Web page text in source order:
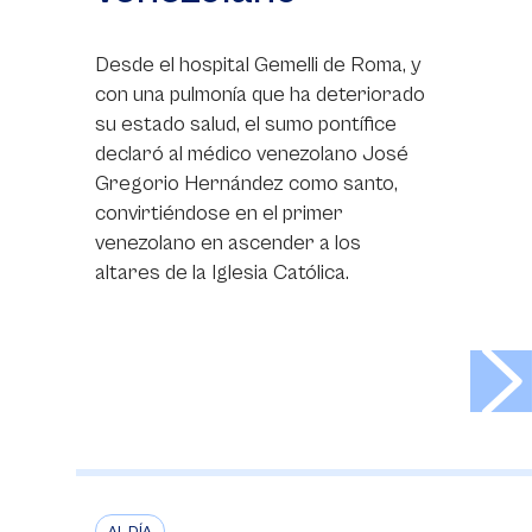
Desde el hospital Gemelli de Roma, y
con una pulmonía que ha deteriorado
su estado salud, el sumo pontífice
declaró al médico venezolano José
Gregorio Hernández como santo,
convirtiéndose en el primer
venezolano en ascender a los
altares de la Iglesia Católica.